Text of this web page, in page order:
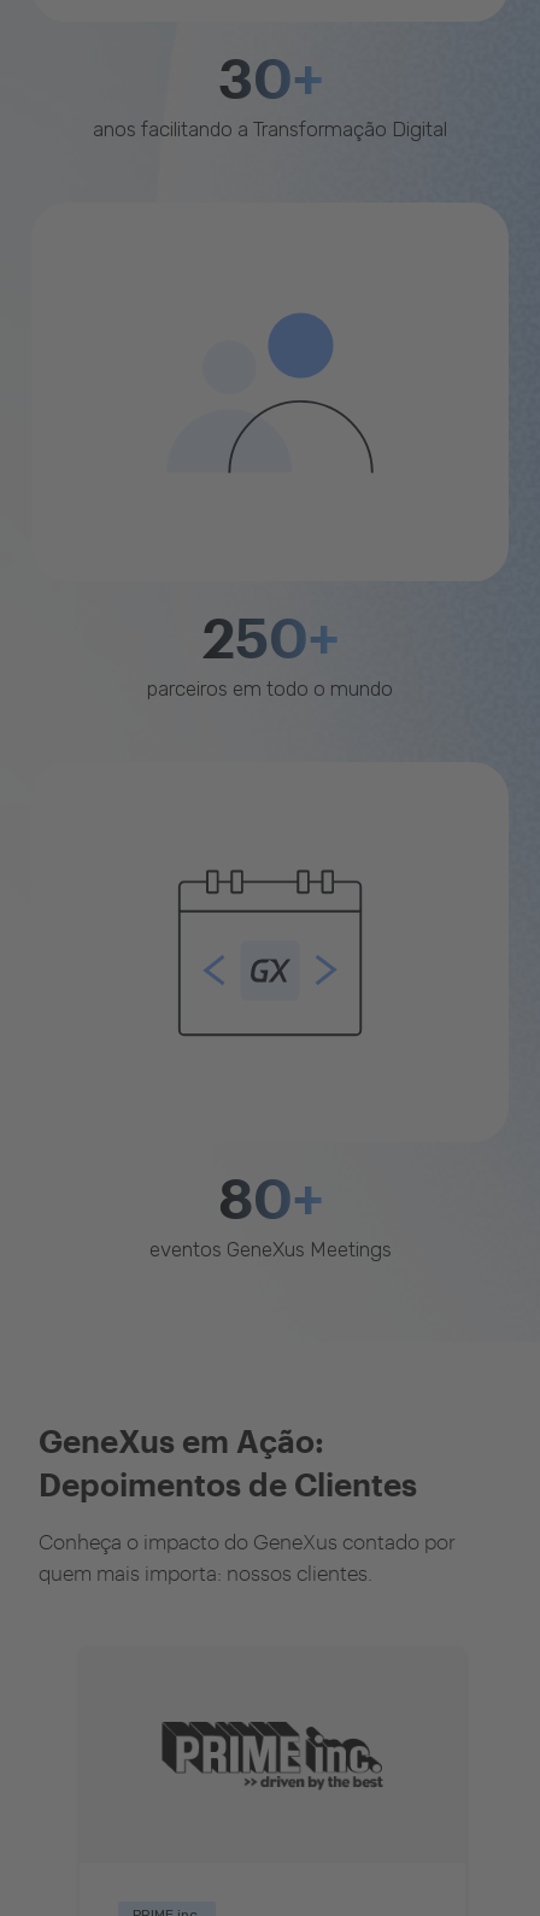
30+
anos facilitando a Transformação Digital
250+
parceiros em todo o mundo
80+
eventos GeneXus Meetings
GeneXus em Ação:
Depoimentos de Clientes
Conheça o impacto do GeneXus contado por
quem mais importa: nossos clientes.